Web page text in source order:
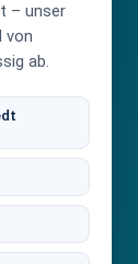
– unser
von
ab.